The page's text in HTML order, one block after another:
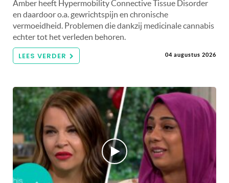
Amber heeft Hypermobility Connective Tissue Disorder
en daardoor o.a. gewrichtspijn en chronische
vermoeidheid. Problemen die dankzij medicinale cannabis
echter tot het verleden behoren.
LEES VERDER 04 augustus 2026